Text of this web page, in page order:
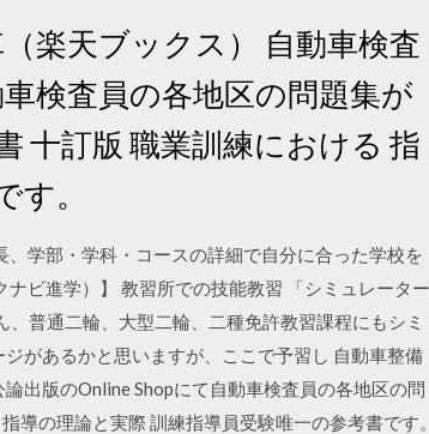
楽天ブックス） 自動車検査
検査員の各地区の問題集が
十訂版 職業訓練における 指
。
学部・学科・コースの詳細で自分に合った学校を
ビ進学）】 教習所での技能教習 「シミュレーター
普通二輪、大型二輪、二種免許教習課程にもシミ
があるかと思いますが、ここで予習し 自動車整備
出版のOnline Shopにて自動車検査員の各地区の問
導の理論と実際 訓練指導員受験唯一の参考書です。